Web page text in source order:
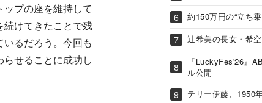
プの座を維持して
続けてきたことで残
るだろう。今回も
せることに成功し
約150万円の“立ち
辻希美の長女・希
『LuckyFes'26』
ル公開
テリー伊藤、1950